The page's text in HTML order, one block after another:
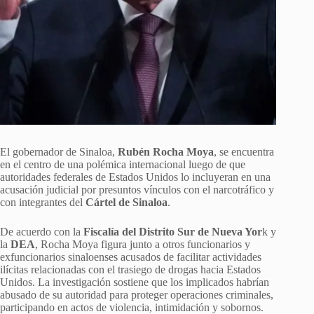
El gobernador de Sinaloa, Rubén Rocha Moya, se encuentra
en el centro de una polémica internacional luego de que
autoridades federales de Estados Unidos lo incluyeran en una
acusación judicial por presuntos vínculos con el narcotráfico y
con integrantes del Cártel de Sinaloa.
De acuerdo con la Fiscalía del Distrito Sur de Nueva York y
la DEA, Rocha Moya figura junto a otros funcionarios y
exfuncionarios sinaloenses acusados de facilitar actividades
ilícitas relacionadas con el trasiego de drogas hacia Estados
Unidos. La investigación sostiene que los implicados habrían
abusado de su autoridad para proteger operaciones criminales,
participando en actos de violencia, intimidación y sobornos.